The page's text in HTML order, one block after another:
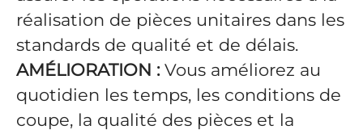
réalisation de pièces unitaires dans les
standards de qualité et de délais.
AMÉLIORATION : Vous améliorez au
quotidien les temps, les conditions de
coupe, la qualité des pièces et la